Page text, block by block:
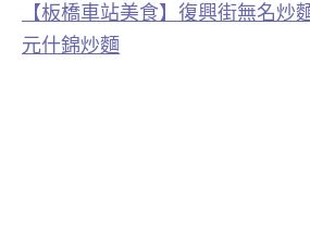
【板橋車站美食】復興街無名炒
元什錦炒麵